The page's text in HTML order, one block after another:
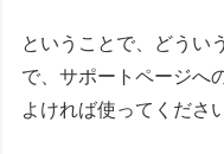
ということで、どうい
で、サポートページへ
よければ使ってくださ